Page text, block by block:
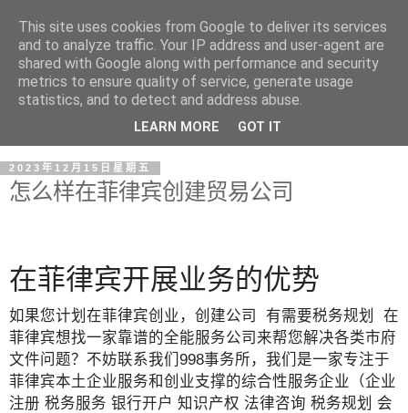
2023年12月15日星期五
怎么样在菲律宾创建贸易公司
在菲律宾开展业务的优势
如果您计划在菲律宾创业，创建公司 有需要税务规划 在
菲律宾想找一家靠谱的全能服务公司来帮您解决各类市府
文件问题？不妨联系我们998事务所，我们是一家专注于
菲律宾本土企业服务和创业支撑的综合性服务企业（企业
注册 税务服务 银行开户 知识产权 法律咨询 税务规划 会
This site uses cookies from Google to deliver its services
and to analyze traffic. Your IP address and user-agent are
shared with Google along with performance and security
metrics to ensure quality of service, generate usage
statistics, and to detect and address abuse.
LEARN MORE GOT IT